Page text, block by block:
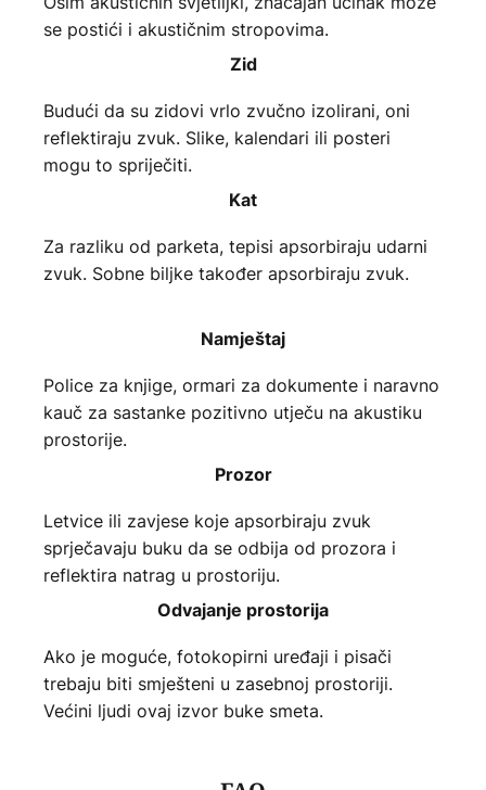
se postići i akustičnim stropovima.
Zid
Budući da su zidovi vrlo zvučno izolirani, oni
reflektiraju zvuk. Slike, kalendari ili posteri
mogu to spriječiti.
Kat
Za razliku od parketa, tepisi apsorbiraju udarni
zvuk. Sobne biljke također apsorbiraju zvuk.
Namještaj
Police za knjige, ormari za dokumente i naravno
kauč za sastanke pozitivno utječu na akustiku
prostorije.
Prozor
Letvice ili zavjese koje apsorbiraju zvuk
sprječavaju buku da se odbija od prozora i
reflektira natrag u prostoriju.
Odvajanje prostorija
Ako je moguće, fotokopirni uređaji i pisači
trebaju biti smješteni u zasebnoj prostoriji.
Većini ljudi ovaj izvor buke smeta.